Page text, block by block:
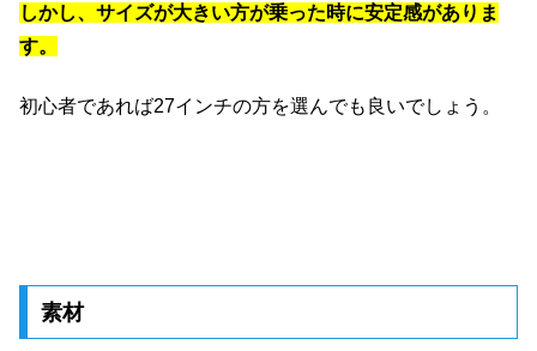
しかし、サイズが大きい方が乗った時に安定感がありま
す。
初心者であれば27インチの方を選んでも良いでしょう。
素材